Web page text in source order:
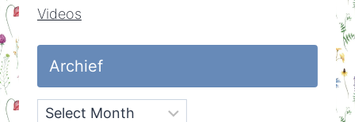
Videos
Archief
Archief